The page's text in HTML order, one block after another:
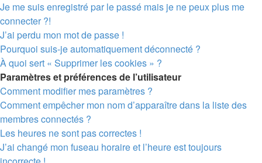
Je me suis enregistré par le passé mais je ne peux plus me
connecter ?!
J’ai perdu mon mot de passe !
Pourquoi suis-je automatiquement déconnecté ?
À quoi sert « Supprimer les cookies » ?
Paramètres et préférences de l’utilisateur
Comment modifier mes paramètres ?
Comment empêcher mon nom d’apparaître dans la liste des
membres connectés ?
Les heures ne sont pas correctes !
J’ai changé mon fuseau horaire et l’heure est toujours